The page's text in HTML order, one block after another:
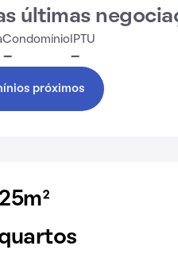
últimas
Condomínio
-
IPTU
-
próximos